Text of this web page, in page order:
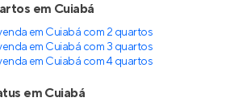
em Cuiabá
em Cuiabá com 2 quartos
em Cuiabá com 3 quartos
em Cuiabá com 4 quartos
em Cuiabá